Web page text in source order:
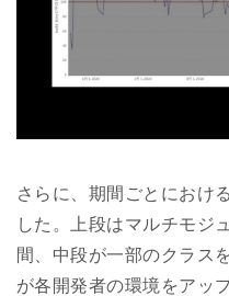
さらに、期間ごとにおけ
した。上段はマルチモジ
間、中段が一部のクラス
が各開発者の環境をアッ